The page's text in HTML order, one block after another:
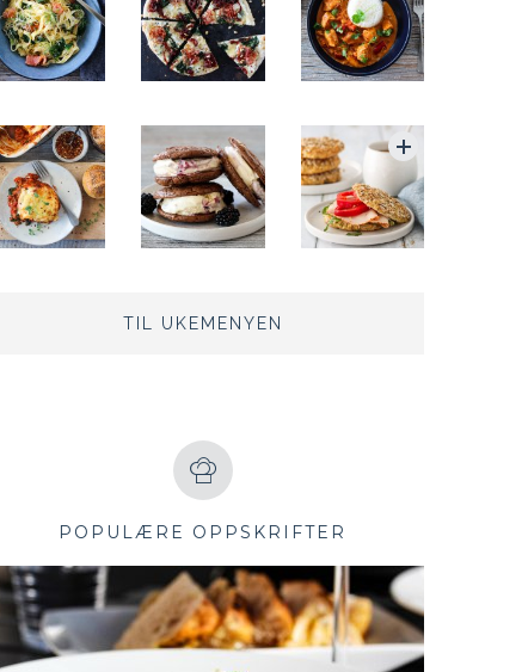
TIL UKEMENYEN
POPULÆRE OPPSKRIFTER